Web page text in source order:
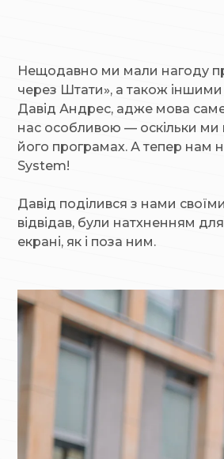
Нещодавно ми мали нагоду
через Штати», а також
Давід Андрес, адже мова саме
нас особливою — оскільки ми
його програмах. А тепер нам
System!
Давід поділився з нами
відвідав, були натхненням
екрані, як і поза ним.